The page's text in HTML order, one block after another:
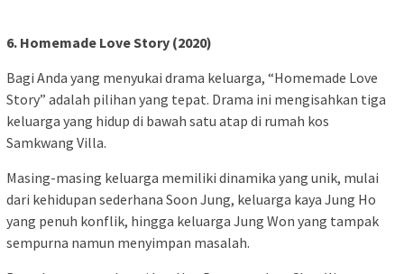
6. Homemade Love Story (2020)
Bagi Anda yang menyukai drama keluarga, “Homemade Love
Story” adalah pilihan yang tepat. Drama ini mengisahkan tiga
keluarga yang hidup di bawah satu atap di rumah kos
Samkwang Villa.
Masing-masing keluarga memiliki dinamika yang unik, mulai
dari kehidupan sederhana Soon Jung, keluarga kaya Jung Ho
yang penuh konflik, hingga keluarga Jung Won yang tampak
sempurna namun menyimpan masalah.